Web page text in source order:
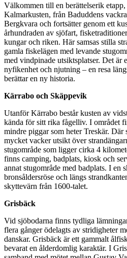
Välkommen till en berättelserik
Kalmarkusten, från Baduddens
Bergkvara och fortsätter genom ett
århundraden av sjöfart,
kungar och riken. Här samsas stilla
gamla fiskelägen med levande
med vindpinade utsiktsplatser. Det är
nyfikenhet och njutning – en resa
berättar en ny historia.
Kärrabo och Skäppevik
Utanför Kärrabo består kusten av
kända för sitt rika fågelliv. I området
mindre piggar som heter Treskär. Där
mycket vacker utsikt över
stugområde som ligger cirka 4
finns camping, badplats, kiosk och
annat stugområde med badplats. I en
bronsåldersröse och längs
skyttevärn från 1600-talet.
Grisbäck
Vid sjöbodarna finns tydliga
flera gånger ödelagts av stridigheter
danskar. Grisbäck är ett gammalt
bevarat en ålderdomlig karaktär. I